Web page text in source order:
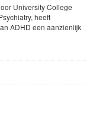
University College
heeft
ADHD een aanzienlijk